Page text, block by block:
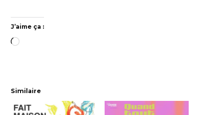
J’aime ça :
Chargement…
Similaire